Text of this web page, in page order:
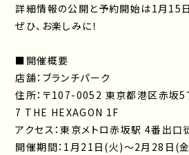
詳細情報の公開と予約開始は1月15
ぜひ、お楽しみに！
■開催概要
店舗：ブランチパーク
住所：〒107-0052 東京都港区赤坂
7 THE HEXAGON 1F
アクセス：東京メトロ赤坂駅 4番出口
開催期間：1月21日(火)～2月28日(